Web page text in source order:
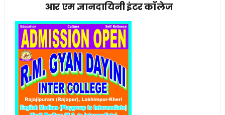
आर एम ज्ञानदायिनी इंटर कॉलेज